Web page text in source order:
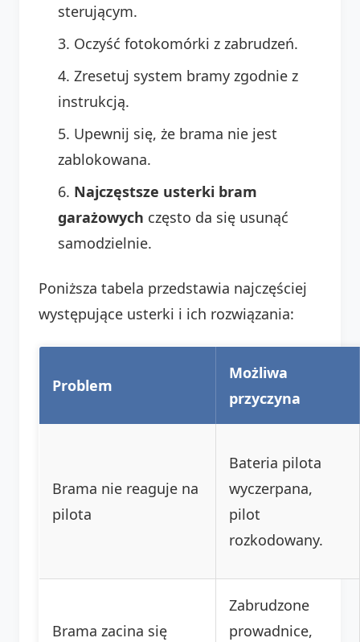
sterującym.
Oczyść fotokomórki z zabrudzeń.
Zresetuj system bramy zgodnie z
instrukcją.
Upewnij się, że brama nie jest
zablokowana.
Najczęstsze usterki bram
garażowych często da się usunąć
samodzielnie.
Poniższa tabela przedstawia najczęściej
występujące usterki i ich rozwiązania:
Problem
Możliwa
przyczyna
Brama nie reaguje na
pilota
Bateria pilota
wyczerpana,
pilot
rozkodowany.
Brama zacina się
Zabrudzone
prowadnice,